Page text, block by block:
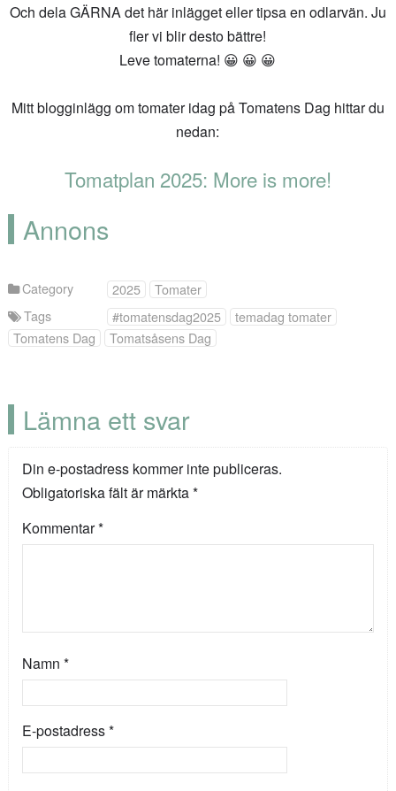
Och dela GÄRNA det här inlägget eller tipsa en odlarvän. Ju
fler vi blir desto bättre!
Leve tomaterna! 😀 😀 😀
Mitt blogginlägg om tomater idag på Tomatens Dag hittar du
nedan:
Tomatplan 2025: More is more!
Annons
Category 2025
Tomater
Tags
#tomatensdag2025
temadag tomater
Tomatens Dag
Tomatsåsens Dag
Lämna ett svar
Din e-postadress kommer inte publiceras.
Obligatoriska fält är märkta*
Kommentar*
Namn *
E-postadress*